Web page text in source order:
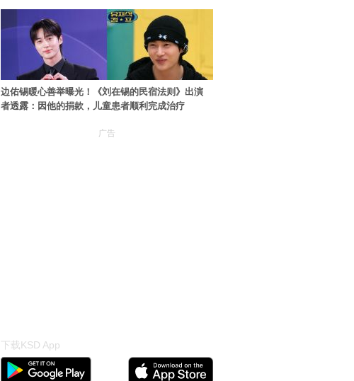
边佑锡暖心善举曝光！《刘在锡的民宿法则》出演
者透露：因他的捐款，儿童患者顺利完成治疗
广告
下载KSD App